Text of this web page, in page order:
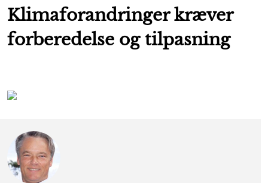
hovedindhold
Klimaforandringer kræver
forberedelse og tilpasning